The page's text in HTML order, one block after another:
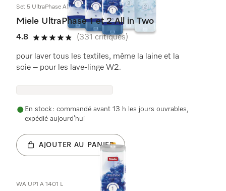
Set 5 UltraPhase All in Two
Miele UltraPhase 1 et 2 All in Two
4.8
4.8 étoiles sur 5
(331 critiques)
pour laver tous les textiles, même la laine et la
soie – pour les lave-linge W2.
En stock : commandé avant 13 h les jours ouvrables,
expédié aujourd’hui
AJOUTER AU PANIER
WA UP1 A 1401 L